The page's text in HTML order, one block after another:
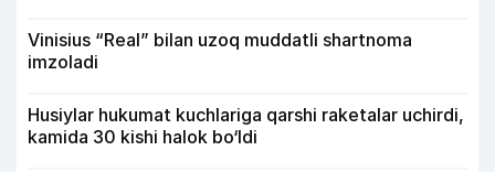
Vinisius “Real” bilan uzoq muddatli shartnoma
imzoladi
Husiylar hukumat kuchlariga qarshi raketalar uchirdi,
kamida 30 kishi halok bo‘ldi